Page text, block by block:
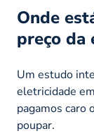
Onde
preço da
Um estudo
eletricidade
pagamos caro
poupar.